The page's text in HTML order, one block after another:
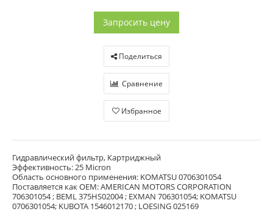
Запросить цену
Поделиться
Сравнение
Избранное
Гидравлический фильтр, Картриджный
Эффективность: 25 Micron
Область основного применения: KOMATSU 0706301054
Поставляется как OEM: AMERICAN MOTORS CORPORATION
706301054 ; BEML 375HS02004 ; EXMAN 706301054; KOMATSU
0706301054; KUBOTA 1546012170 ; LOESING 025169